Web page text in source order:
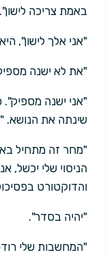
באמת צריכה לישון".
"אני אלך לישון",
"את לא ישנה
"אני ישנה
שינתה את הנושא.
"מחר זה מתחיל
הניסוי שלי יכשל,
והדוקטורט
"יהיה בסדר".
"המחשבות שלי